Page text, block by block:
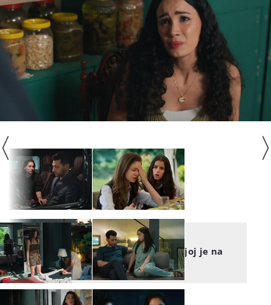
TAJNE PROŠLOSTI
Tajne prošlosti: Zaprijetio joj je na
najgori mogući način